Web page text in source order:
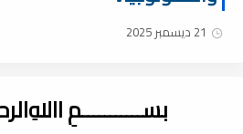
21 ديسمبر 2025
بســـــــــــمِ